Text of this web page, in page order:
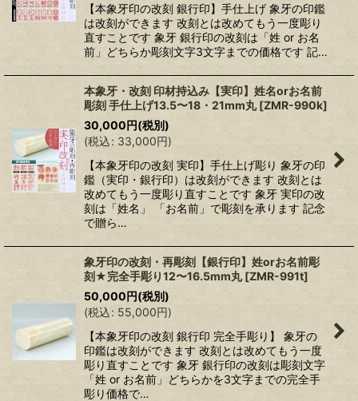
【本象牙印の改刻 銀行印】手仕上げ 象牙の印鑑
は改刻ができます 改刻とは改めてもう一度彫り
直すことです 象牙 銀行印の改刻は「姓 or お名
前」どちらか彫刻文字3文字までの価格です 記…
本象牙・改刻 印材持込み【実印】姓名orお名前
彫刻 手仕上げ13.5〜18・21mm丸 [ZMR-990k]
30,000円(税別)
(税込: 33,000円)
【本象牙印の改刻 実印】手仕上げ彫り 象牙の印
鑑（実印・銀行印）は改刻ができます 改刻とは
改めてもう一度彫り直すことです 象牙 実印の改
刻は「姓名」 「お名前」で彫刻を承ります 記念
で贈ら…
象牙印の改刻・再彫刻【銀行印】姓orお名前彫
刻★完全手彫り12〜16.5mm丸 [ZMR-991t]
50,000円(税別)
(税込: 55,000円)
【本象牙印の改刻 銀行印 完全手彫り】 象牙の
印鑑は改刻ができます 改刻とは改めてもう一度
彫り直すことです 象牙 銀行印の改刻は彫刻文字
「姓 or お名前」どちらかを3文字までの完全手
彫り価格で…